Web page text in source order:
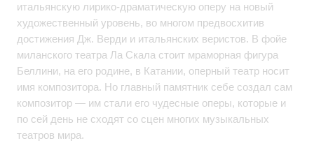
итальянскую лирико-драматическую оперу на новый
художественный уровень, во многом предвосхитив
достижения Дж. Верди и итальянских веристов. В фойе
миланского театра Ла Скала стоит мраморная фигура
Беллини, на его родине, в Катании, оперный театр носит
имя композитора. Но главный памятник себе создал сам
композитор — им стали его чудесные оперы, которые и
по сей день не сходят со сцен многих музыкальных
театров мира.